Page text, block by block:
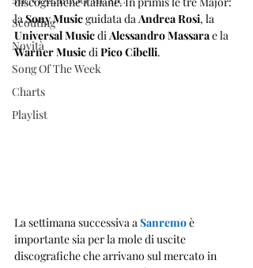
Scouting
Novità
Song Of The Week
Charts
Playlist
la Sony Music guidata da Andrea Rosi, la
Universal Music di Alessandro Massara e la
Warner Music di Pico Cibelli.
La settimana successiva a Sanremo è
importante sia per la mole di uscite
discografiche che arrivano sul mercato in